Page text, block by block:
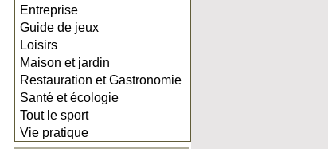
Entreprise
Guide de jeux
Loisirs
Maison et jardin
Restauration et Gastronomie
Santé et écologie
Tout le sport
Vie pratique